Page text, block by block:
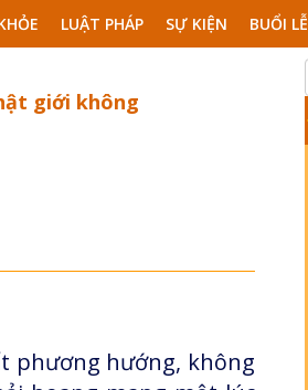
LUẬT PHÁP SỰ KIỆN BUỔI LỄ
giới không
phương hướng, không